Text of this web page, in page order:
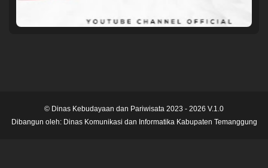
© Dinas Kebudayaan dan Pariwisata 2023 - 2026 V.1.0
Dibangun oleh: Dinas Komunikasi dan Informatika Kabupaten Temanggung